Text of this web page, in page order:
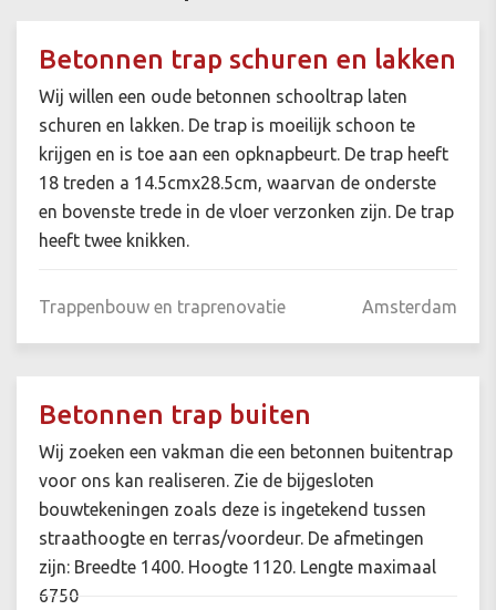
Betonnen trap schuren en lakken
Wij willen een oude betonnen schooltrap laten
schuren en lakken. De trap is moeilijk schoon te
krijgen en is toe aan een opknapbeurt. De trap heeft
18 treden a 14.5cmx28.5cm, waarvan de onderste
en bovenste trede in de vloer verzonken zijn. De trap
heeft twee knikken.
Trappenbouw en traprenovatie Amsterdam
Betonnen trap buiten
Wij zoeken een vakman die een betonnen buitentrap
voor ons kan realiseren. Zie de bijgesloten
bouwtekeningen zoals deze is ingetekend tussen
straathoogte en terras/voordeur. De afmetingen
zijn: Breedte 1400. Hoogte 1120. Lengte maximaal
6750